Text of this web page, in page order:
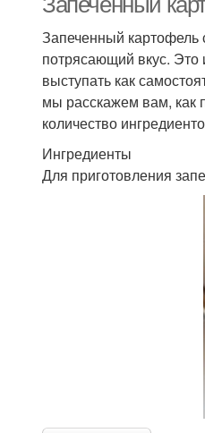
Запеченный картофель
потрясающий вкус. Это
выступать как
мы расскажем вам, как
количество
Ингредиенты
Для приготовления